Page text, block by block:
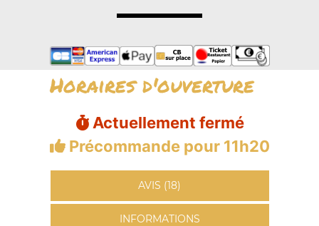
Horaires d'ouverture
Actuellement fermé
Précommande pour 11h20
AVIS (18)
INFORMATIONS